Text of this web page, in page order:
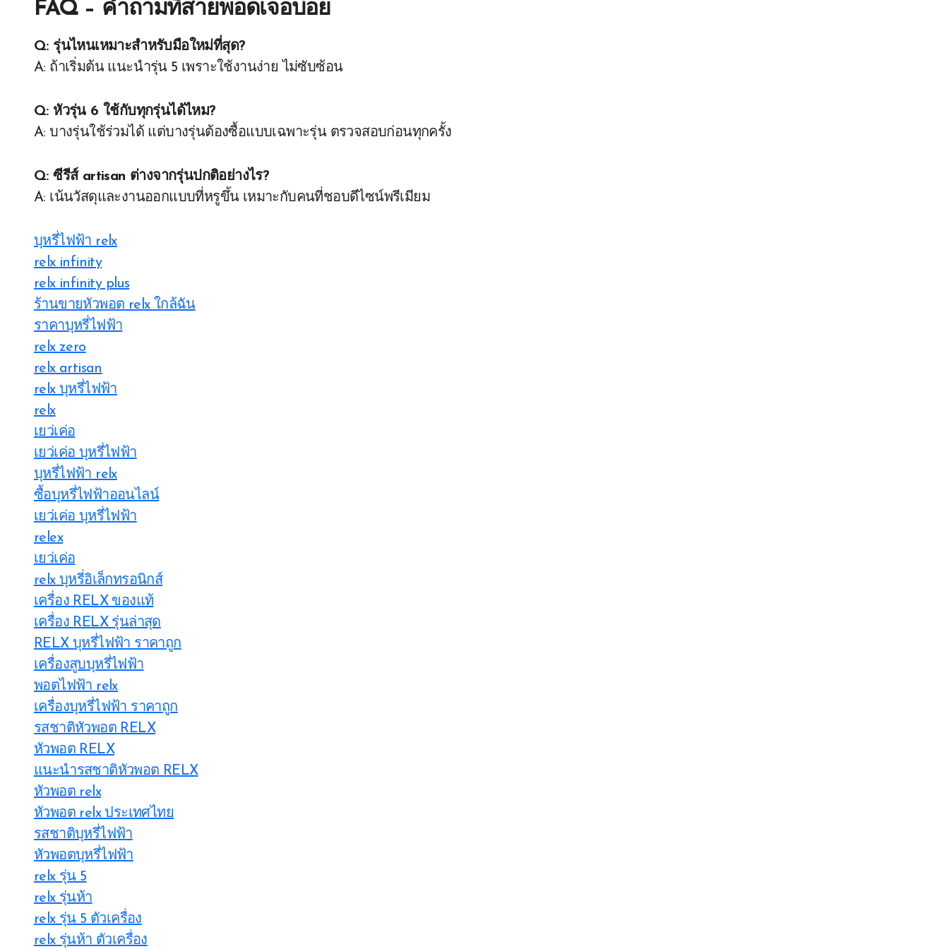
FAQ – คำถามที่สายพอดเจอบ่อย
Q: รุ่นไหนเหมาะสำหรับมือใหม่ที่สุด?
A: ถ้าเริ่มต้น แนะนำรุ่น 5 เพราะใช้งานง่าย ไม่ซับซ้อน
Q: หัวรุ่น 6 ใช้กับทุกรุ่นได้ไหม?
A: บางรุ่นใช้ร่วมได้ แต่บางรุ่นต้องซื้อแบบเฉพาะรุ่น ตรวจสอบก่อนทุกครั้ง
Q: ซีรีส์ artisan ต่างจากรุ่นปกติอย่างไร?
A: เน้นวัสดุและงานออกแบบที่หรูขึ้น เหมาะกับคนที่ชอบดีไซน์พรีเมียม
บุหรี่ไฟฟ้า relx
relx infinity
relx infinity plus
ร้านขายหัวพอต relx ใกล้ฉัน
ราคาบุหรี่ไฟฟ้า
relx zero
relx artisan
relx บุหรี่ไฟฟ้า
relx
เยว่เค่อ
เยว่เค่อ บุหรี่ไฟฟ้า
บุหรี่ไฟฟ้า relx
ซื้อบุหรี่ไฟฟ้าออนไลน์
เยว่เค่อ บุหรี่ไฟฟ้า
relex
เยว่เค่อ
relx บุหรี่อิเล็กทรอนิกส์
เครื่อง RELX ของแท้
เครื่อง RELX รุ่นล่าสุด
RELX บุหรี่ไฟฟ้า ราคาถูก
เครื่องสูบบุหรี่ไฟฟ้า
พอตไฟฟ้า relx
เครื่องบุหรี่ไฟฟ้า ราคาถูก
รสชาติหัวพอต RELX
หัวพอต RELX
แนะนำรสชาติหัวพอต RELX
หัวพอต relx
หัวพอต relx ประเทศไทย
รสชาติบุหรี่ไฟฟ้า
หัวพอตบุหรี่ไฟฟ้า
relx รุ่น 5
relx รุ่นห้า
relx รุ่น 5 ตัวเครื่อง
relx รุ่นห้า ตัวเครื่อง